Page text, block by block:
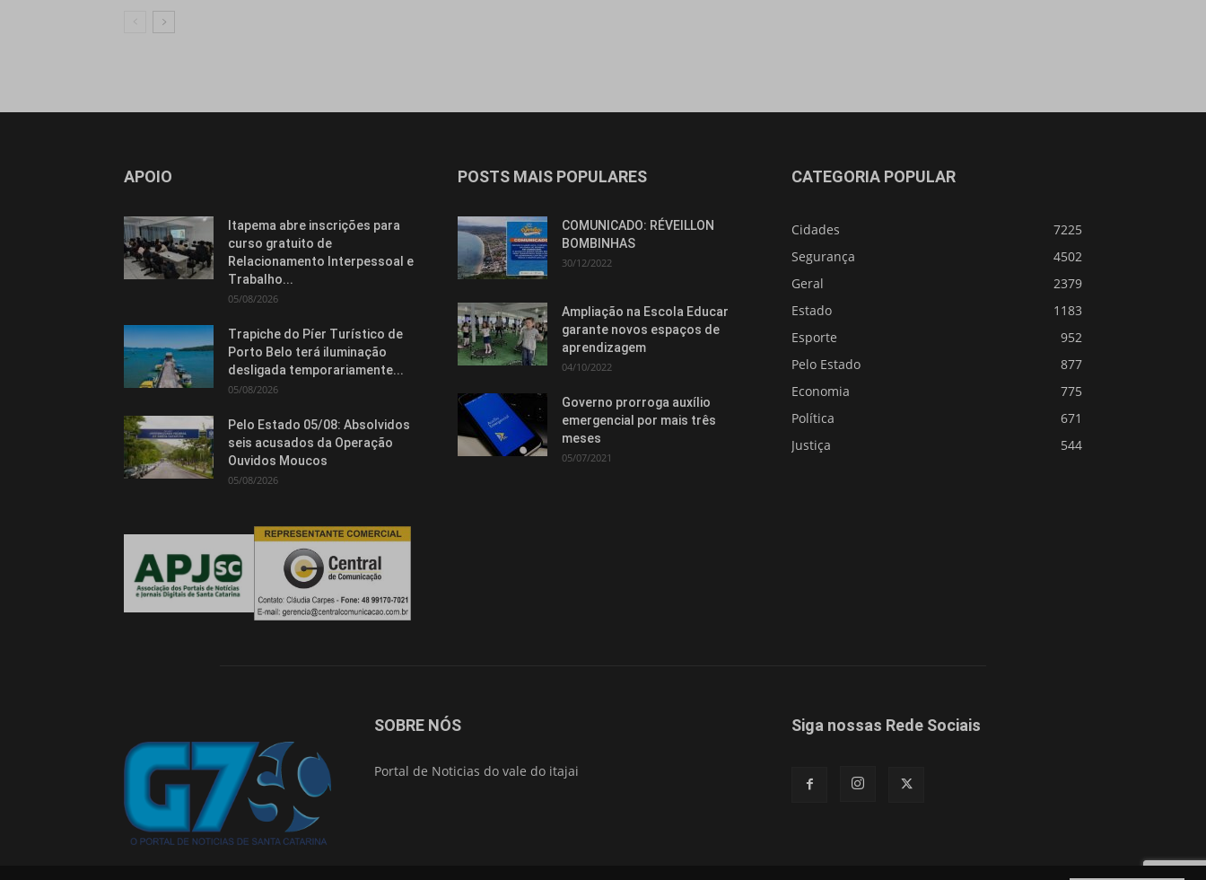
APOIO
Itapema abre inscrições para
curso gratuito de
Relacionamento Interpessoal e
Trabalho...
05/08/2026
Trapiche do Píer Turístico de
Porto Belo terá iluminação
desligada temporariamente...
05/08/2026
Pelo Estado 05/08: Absolvidos
seis acusados da Operação
Ouvidos Moucos
05/08/2026
POSTS MAIS POPULARES
COMUNICADO: RÉVEILLON
BOMBINHAS
30/12/2022
Ampliação na Escola Educar
garante novos espaços de
aprendizagem
04/10/2022
Governo prorroga auxílio
emergencial por mais três
meses
05/07/2021
CATEGORIA POPULAR
Cidades
7225
Segurança
4502
Geral
2379
Estado
1183
Esporte
952
Pelo Estado
877
Economia
775
Política
671
Justiça
544
SOBRE NÓS
Portal de Noticias do vale do itajai
Siga nossas Rede Sociais